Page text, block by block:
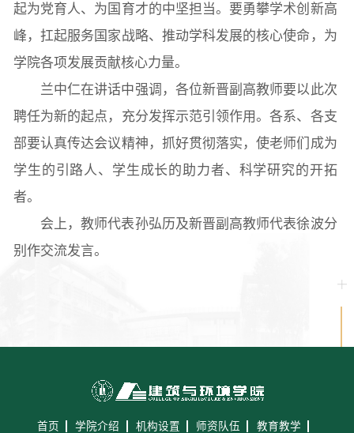
起为党育人、为国育才的中坚担当。要勇攀学术创新高
峰，扛起服务国家战略、推动学科发展的核心使命，为
学院各项发展贡献核心力量。
兰中仁在讲话中强调，各位新晋副高教师要以此次
聘任为新的起点，充分发挥示范引领作用。各系、各支
部要认真传达会议精神，抓好贯彻落实，使老师们成为
学生的引路人、学生成长的助力者、科学研究的开拓
者。
会上，教师代表孙弘历及新晋副高教师代表徐波分
别作交流发言。
首页 学院介绍 机构设置 师资队伍
教育教学